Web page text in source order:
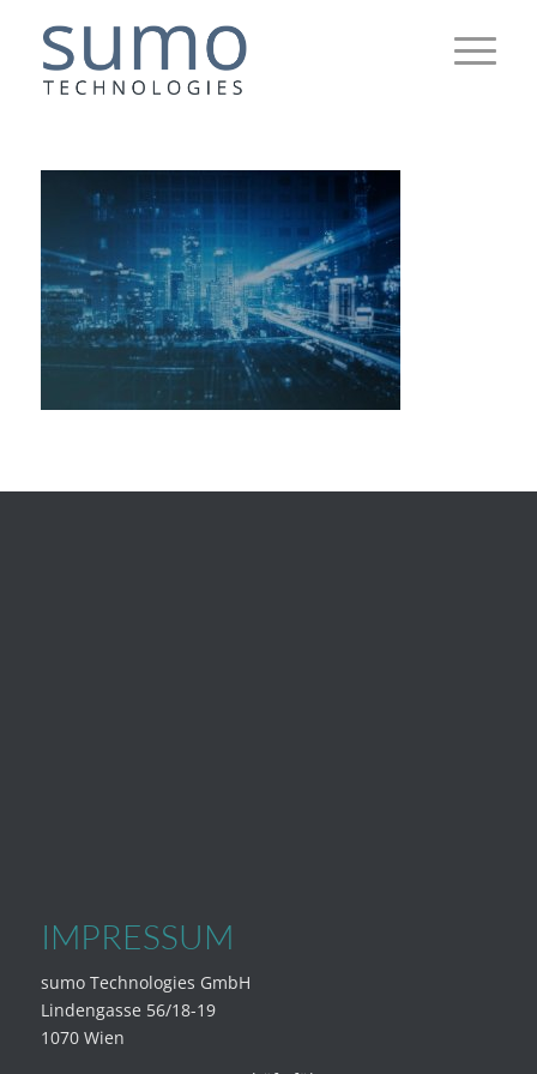
IMPRESSUM
sumo Technologies GmbH
Lindengasse 56/18-19
1070 Wien